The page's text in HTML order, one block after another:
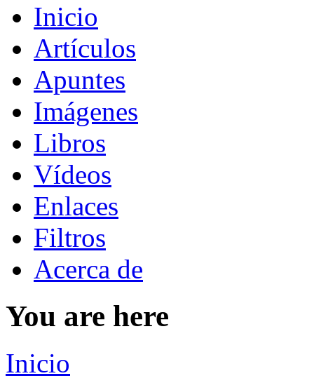
Inicio
Artículos
Apuntes
Imágenes
Libros
Vídeos
Enlaces
Filtros
Acerca de
You are here
Inicio